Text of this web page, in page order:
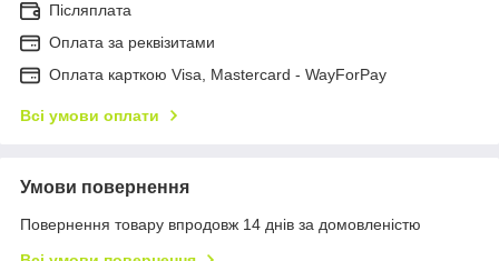
Післяплата
Оплата за реквізитами
Оплата карткою Visa, Mastercard - WayForPay
Всі умови оплати
Умови повернення
Повернення товару впродовж 14 днів за домовленістю